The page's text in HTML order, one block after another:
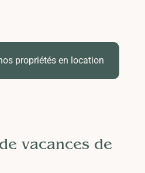
propriétés en location
vacances de